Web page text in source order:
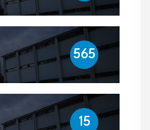
565
15